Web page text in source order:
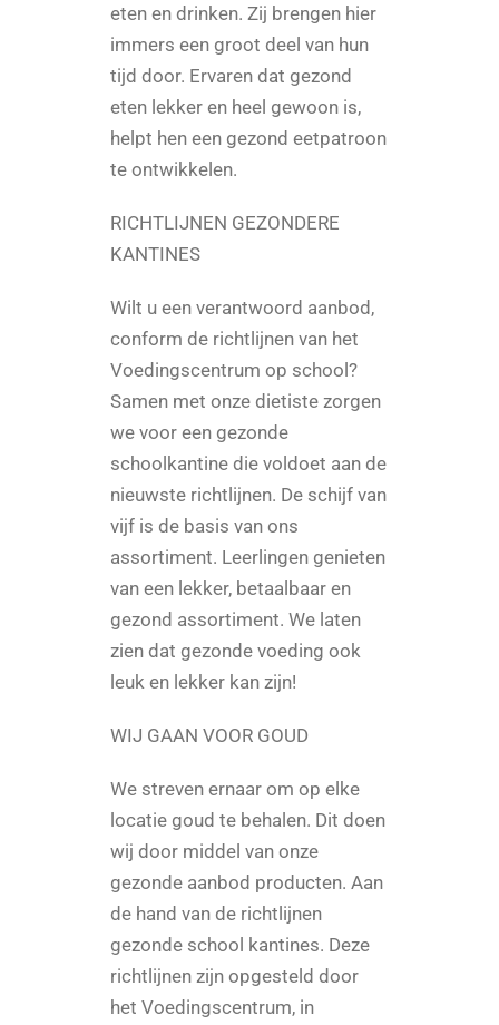
Automaten
Locaties
eten en drinken. Zij brengen hier
immers een groot deel van hun
tijd door. Ervaren dat gezond
eten lekker en heel gewoon is,
helpt hen een gezond eetpatroon
te ontwikkelen.
RICHTLIJNEN GEZONDERE
KANTINES
Wilt u een verantwoord aanbod,
conform de richtlijnen van het
Voedingscentrum op school?
Samen met onze dietiste zorgen
we voor een gezonde
schoolkantine die voldoet aan de
nieuwste richtlijnen. De schijf van
vijf is de basis van ons
assortiment. Leerlingen genieten
van een lekker, betaalbaar en
gezond assortiment. We laten
zien dat gezonde voeding ook
leuk en lekker kan zijn!
WIJ GAAN VOOR GOUD
We streven ernaar om op elke
locatie goud te behalen. Dit doen
wij door middel van onze
gezonde aanbod producten. Aan
de hand van de richtlijnen
gezonde school kantines. Deze
richtlijnen zijn opgesteld door
het Voedingscentrum, in